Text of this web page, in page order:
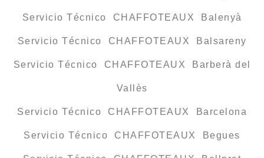
Servicio Técnico CHAFFOTEAUX Balenyà
Servicio Técnico CHAFFOTEAUX Balsareny
Servicio Técnico CHAFFOTEAUX Barberà del
Vallès
Servicio Técnico CHAFFOTEAUX Barcelona
Servicio Técnico CHAFFOTEAUX Begues